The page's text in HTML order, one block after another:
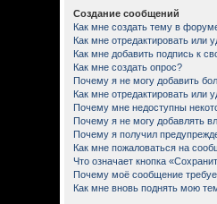
Создание сообщений
Как мне создать тему в
Как мне отредактировать или
Как мне добавить подпись к
Как мне создать опрос?
Почему я не могу добавить
Как мне отредактировать или
Почему мне недоступны
Почему я не могу добавлять
Почему я получил
Как мне пожаловаться на
Что означает кнопка
Почему моё сообщение
Как мне вновь поднять мою